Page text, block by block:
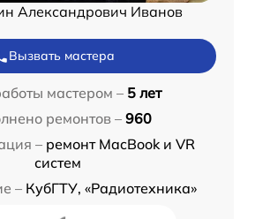
Александрович Иванов
Вызвать мастера
мастером – 5 лет
ремонтов – 960
– ремонт MacBook и VR
систем
– КубГТУ, «Радиотехника»